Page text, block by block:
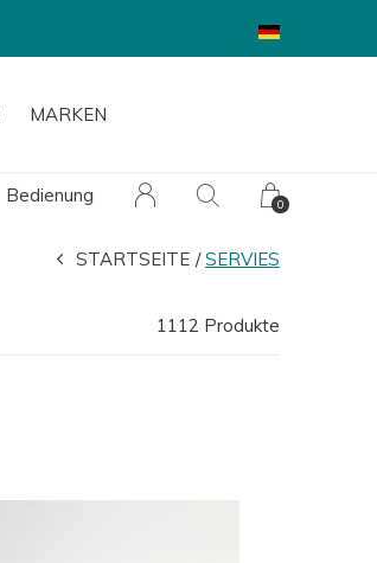
MARKEN
Bedienung 0
STARTSEITE SERVIES
1112 Produkte